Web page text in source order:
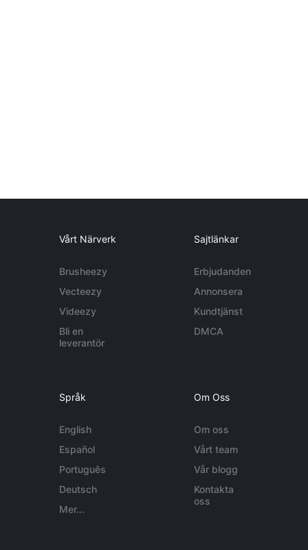
Vårt Närverk
Brusheezy
Vecteezy
Videezy
Bli en
leverantör
Sajtlänkar
Erbjudanden
Annonsera
Kundtjänst
DMCA
Språk
English
Español
Português
Deutsch
Mer...
Om Oss
Om oss
Vårt team
Vår blogg
Kontakta
oss